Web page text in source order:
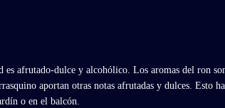
afrutado-dulce y alcohólico. Los aromas del ron
aportan otras notas afrutadas y dulces. Esto
o en el balcón.